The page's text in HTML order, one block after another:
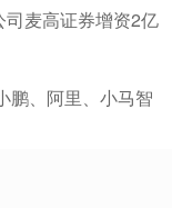
麦高证券增资2亿
鹏、阿里、小马智